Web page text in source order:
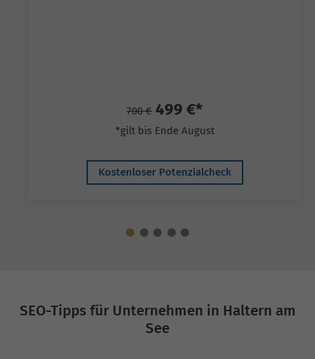
700 € 499 €*
*gilt bis Ende August
Kostenloser Potenzialcheck
SEO-Tipps für Unternehmen in Haltern am
See